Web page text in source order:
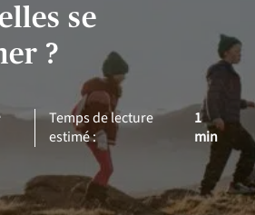
se
?
Temps de lecture
estimé :
1
min